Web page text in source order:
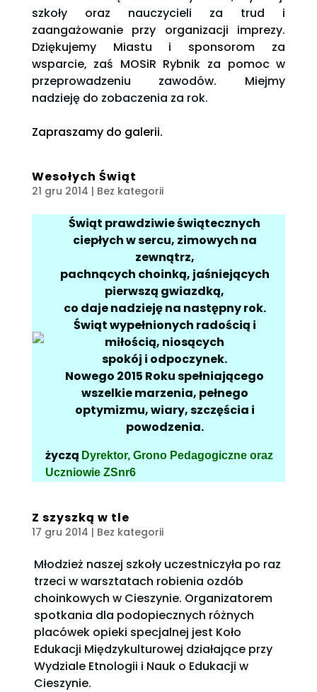
szkoły oraz nauczycieli za trud i
zaangażowanie przy organizacji imprezy.
Dziękujemy Miastu i sponsorom za
wsparcie, zaś MOSiR Rybnik za pomoc w
przeprowadzeniu zawodów. Miejmy
nadzieję do zobaczenia za rok.
Zapraszamy do galerii.
Wesołych Świąt
21 gru 2014 | Bez kategorii
Świąt prawdziwie świątecznych
ciepłych w sercu, zimowych na
zewnątrz,
pachnących choinką, jaśniejących
pierwszą gwiazdką,
co daje nadzieję na następny rok.
Świąt wypełnionych radością i
miłością, niosących
spokój i odpoczynek.
Nowego 2015 Roku spełniającego
wszelkie marzenia, pełnego
optymizmu, wiary, szczęścia i
powodzenia.
życzą Dyrektor, Grono Pedagogiczne oraz
Uczniowie ZSnr6
Z szyszką w tle
17 gru 2014 | Bez kategorii
Młodzież naszej szkoły uczestniczyła po raz
trzeci w warsztatach robienia ozdób
choinkowych w Cieszynie. Organizatorem
spotkania dla podopiecznych różnych
placówek opieki specjalnej jest Koło
Edukacji Międzykulturowej działające przy
Wydziale Etnologii i Nauk o Edukacji w
Cieszynie.